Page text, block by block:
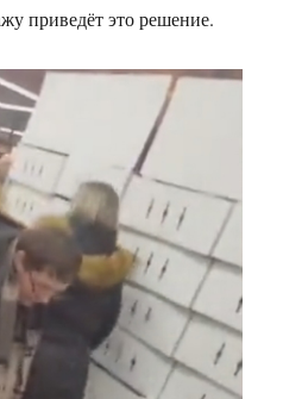
приведёт это решение.